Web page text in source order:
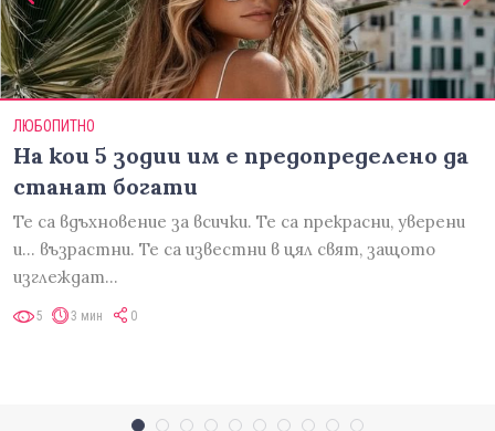
ЛЮБОПИТНО
На кои 5 зодии им е предопределено да
станат богати
Те са вдъхновение за всички. Те са прекрасни, уверени
и... възрастни. Те са известни в цял свят, защото
изглеждат…
5 3 мин 0